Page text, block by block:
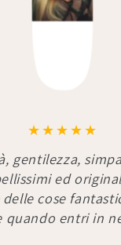
gentilezza,
ed
cose
quando entri in